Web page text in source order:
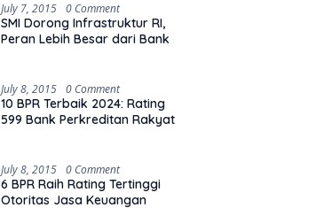
July 7, 2015 0 Comment
SMI Dorong Infrastruktur RI,
Peran Lebih Besar dari Bank
July 8, 2015 0 Comment
10 BPR Terbaik 2024: Rating
599 Bank Perkreditan Rakyat
July 8, 2015 0 Comment
6 BPR Raih Rating Tertinggi
Otoritas Jasa Keuangan